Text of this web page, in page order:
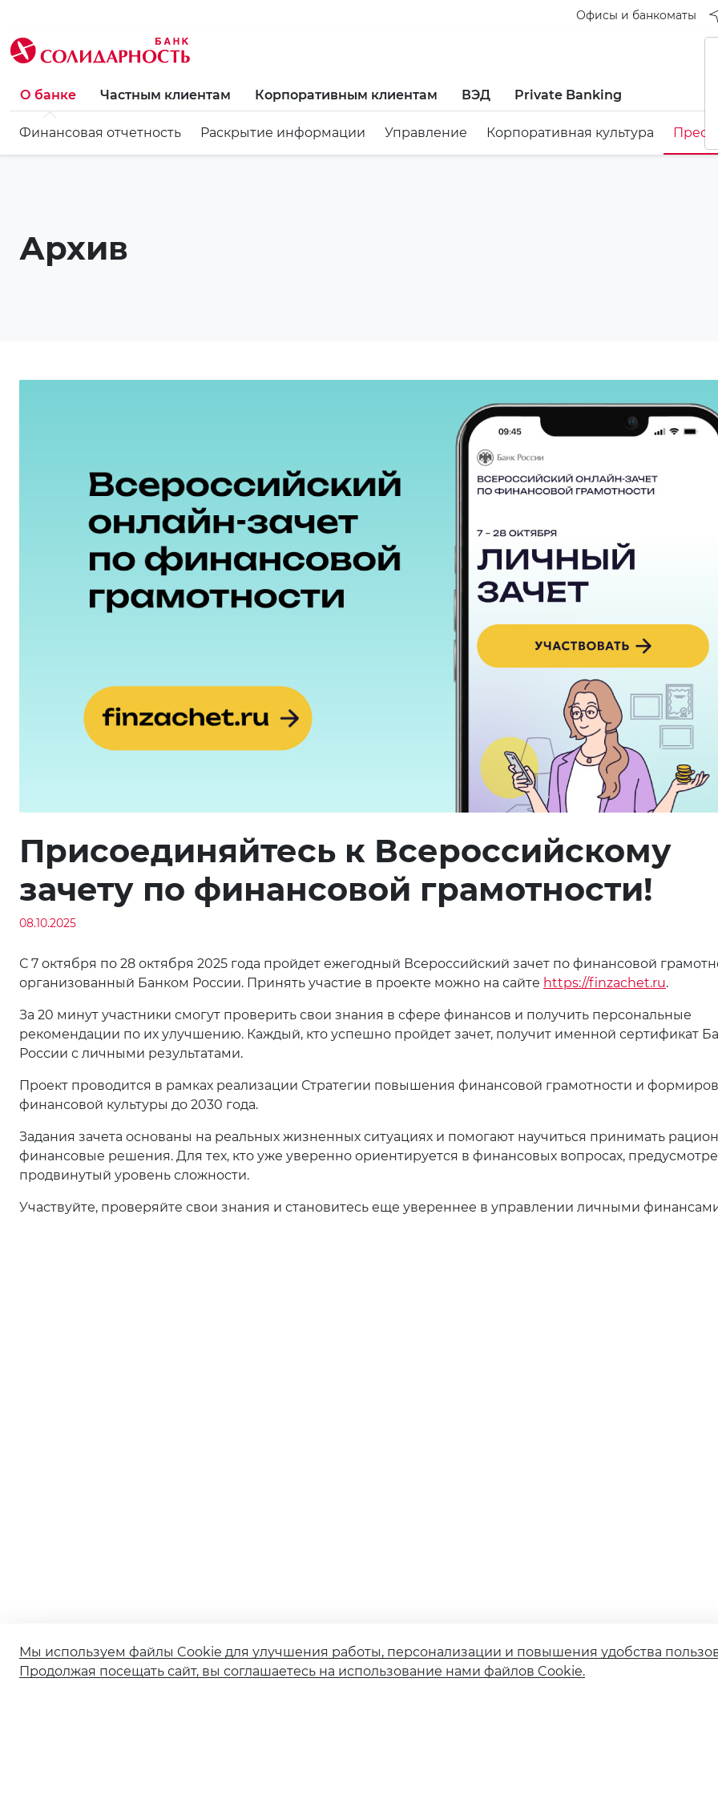
Офисы и банкоматы
О банке Частным клиентам Корпоративным клиентам ВЭД Private Banking
Финансовая отчетность Раскрытие информации Управление Корпоративная культура
Архив
Присоединяйтесь к Всероссийскому
зачету по финансовой грамотности!
08.10.2025
С 7 октября по 28 октября 2025 года пройдет ежегодный Всероссийский зачет по финансовой
организованный Банком России. Принять участие в проекте можно на сайте https://finzachet.ru.
За 20 минут участники смогут проверить свои знания в сфере финансов и получить персональные
рекомендации по их улучшению. Каждый, кто успешно пройдет зачет, получит именной сертификат
России с личными результатами.
Проект проводится в рамках реализации Стратегии повышения финансовой грамотности и
финансовой культуры до 2030 года.
Задания зачета основаны на реальных жизненных ситуациях и помогают научиться принимать
финансовые решения. Для тех, кто уже уверенно ориентируется в финансовых вопросах,
продвинутый уровень сложности.
Участвуйте, проверяйте свои знания и становитесь еще увереннее в управлении личными
Мы используем файлы Cookie для улучшения работы, персонализации и повышения удобства
Продолжая посещать сайт, вы соглашаетесь на использование нами файлов Cookie.